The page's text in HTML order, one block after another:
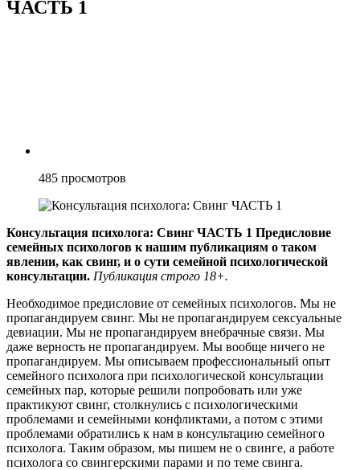
ЧАСТЬ 1
485 просмотров
Консультация психолога: Свинг ЧАСТЬ 1 Предисловие
семейных психологов к нашим публикациям о таком
явлении, как свинг, и о сути семейной психологической
консультации. Публикация строго 18+.
Необходимое предисловие от семейных психологов. Мы не
пропагандируем свинг. Мы не пропагандируем сексуальные
девиации. Мы не пропагандируем внебрачные связи. Мы
даже верность не пропагандируем. Мы вообще ничего не
пропагандируем. Мы описываем профессиональный опыт
семейного психолога при психологической консультации
семейных пар, которые решили попробовать или уже
практикуют свинг, столкнулись с психологическими
проблемами и семейными конфликтами, а потом с этими
проблемами обратились к нам в консультацию семейного
психолога. Таким образом, мы пишем не о свинге, а работе
психолога со свингерскими парами и по теме свинга.